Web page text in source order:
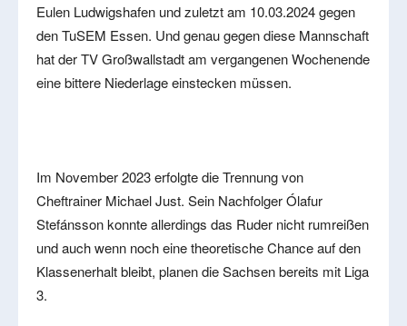
Eulen Ludwigshafen und zuletzt am 10.03.2024 gegen
den TuSEM Essen. Und genau gegen diese Mannschaft
hat der TV Großwallstadt am vergangenen Wochenende
eine bittere Niederlage einstecken müssen.
Im November 2023 erfolgte die Trennung von
Cheftrainer Michael Just. Sein Nachfolger Ólafur
Stefánsson konnte allerdings das Ruder nicht rumreißen
und auch wenn noch eine theoretische Chance auf den
Klassenerhalt bleibt, planen die Sachsen bereits mit Liga
3.